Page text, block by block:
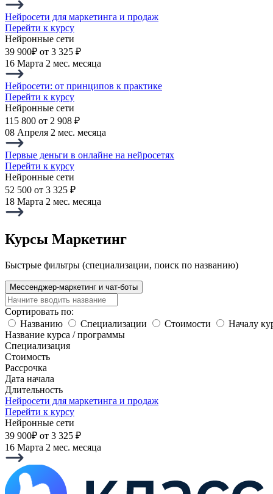
Нейросети для маркетинга и продаж
Перейти к курсу
Нейронные сети
39 900₽ от 3 325 ₽
16 Марта 2 мес. месяца
Нейросети: от принципов к практике
Перейти к курсу
Нейронные сети
115 800 от 2 908 ₽
08 Апреля 2 мес. месяца
Первые деньги в онлайне на нейросетях
Перейти к курсу
Нейронные сети
52 500 от 3 325 ₽
18 Марта 2 мес. месяца
Курсы Маркетинг
Быстрые фильтры (специализации, поиск по названию)
Мессенджер-маркетинг и чат-боты
Сортировать по:
Названию
Специализации Стоимости
Началу
Название курса / программы
Специализация
Стоимость
Рассрочка
Дата начала
Длительность
Нейросети для маркетинга и продаж
Перейти к курсу
Нейронные сети
39 900₽ от 3 325 ₽
16 Марта 2 мес. месяца